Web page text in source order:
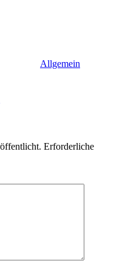
Allgemein
Erforderliche